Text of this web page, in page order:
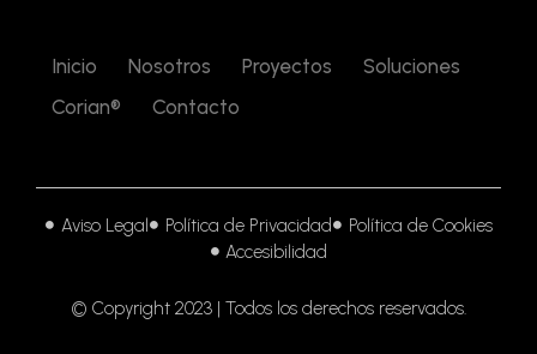
Inicio Nosotros Proyectos
Soluciones
Corian®
Contacto
Aviso Legal Política de Privacidad
Política de Cookies
Accesibilidad
© Copyright 2023 | Todos los derechos reservados.